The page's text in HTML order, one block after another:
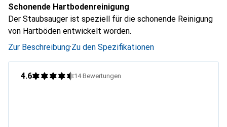
Schonende Hartbodenreinigung
Der Staubsauger ist speziell für die schonende Reinigung
von Hartböden entwickelt worden.
Zur Beschreibung·Zu den Spezifikationen
4.6 14 Bewertungen